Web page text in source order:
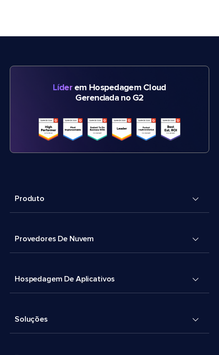
Líderem Hospedagem Cloud
Gerenciada no G2
Produto
Provedores De Nuvem
Hospedagem De Aplicativos
Soluções